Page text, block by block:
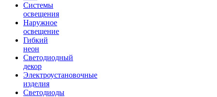
Системы
освещения
Наружное
освещение
Гибкий
неон
Светодиодный
декор
Электроустановочные
изделия
Светодиоды